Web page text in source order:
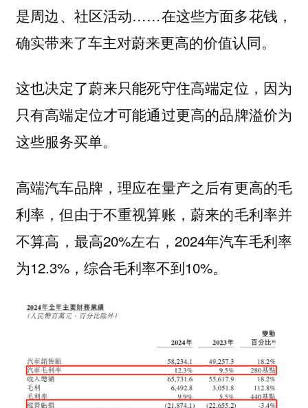
是周边、社区活动……在这些方面多花钱，
确实带来了车主对蔚来更高的价值认同。
这也决定了蔚来只能死守住高端定位，因为
只有高端定位才可能通过更高的品牌溢价为
这些服务买单。
高端汽车品牌，理应在量产之后有更高的毛
利率，但由于不重视算账，蔚来的毛利率并
不算高，最高20%左右，2024年汽车毛利率
为12.3%，综合毛利率不到10%。